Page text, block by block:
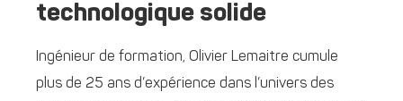
technologique solide
Ingénieur de formation, Olivier Lemaitre cumule
plus de 25 ans d’expérience dans l’univers des